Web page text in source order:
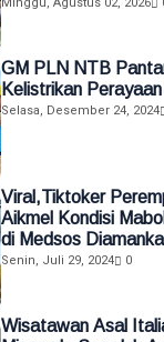
GM PLN NTB
Kelistrikan
Selasa, Desember 24, 2024
Viral,Tiktoker
Aikmel Kondisi
di Medsos
Senin, Juli 29, 2024 0
Wisatawan Asal